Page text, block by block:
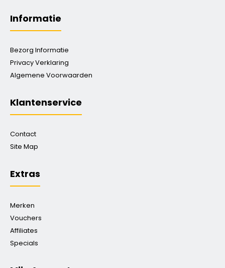
Informatie
Bezorg Informatie
Privacy Verklaring
Algemene Voorwaarden
Klantenservice
Contact
Site Map
Extras
Merken
Vouchers
Affiliates
Specials